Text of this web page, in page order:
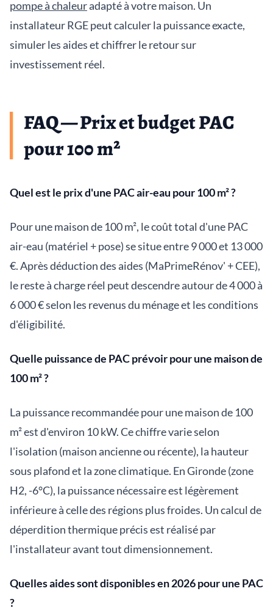
pompe à chaleuradapté à votre maison. Un
installateur RGE peut calculer la puissance exacte,
simuler les aides et chiffrer le retour sur
investissement réel.
FAQ — Prix et budget PAC
pour 100 m²
Quel est le prix d'une PAC air-eau pour 100 m² ?
Pour une maison de 100 m², le coût total d'une PAC
air-eau (matériel + pose) se situe entre 9 000 et 13 000
€. Après déduction des aides (MaPrimeRénov' + CEE),
le reste à charge réel peut descendre autour de 4 000 à
6 000 € selon les revenus du ménage et les conditions
d'éligibilité.
Quelle puissance de PAC prévoir pour une maison de
100 m² ?
La puissance recommandée pour une maison de 100
m² est d'environ 10 kW. Ce chiffre varie selon
l'isolation (maison ancienne ou récente), la hauteur
sous plafond et la zone climatique. En Gironde (zone
H2, -6°C), la puissance nécessaire est légèrement
inférieure à celle des régions plus froides. Un calcul de
déperdition thermique précis est réalisé par
l'installateur avant tout dimensionnement.
Quelles aides sont disponibles en 2026 pour une PAC
?